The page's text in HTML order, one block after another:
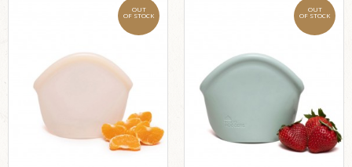
OUT
OF STOCK
OUT
OF STOCK